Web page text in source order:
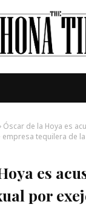
Óscar de la Hoya es
empresa tequilera de
es
por